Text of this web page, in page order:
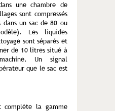
une chambre de
sont compressés
un sac de 80 ou
Les liquides
sont séparés et
de 10 litres situé à
Un signal
que le sac est
complète la gamme